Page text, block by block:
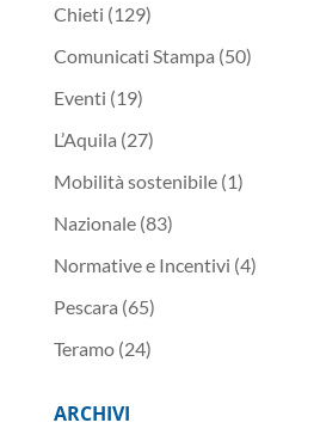
Chieti (129)
Comunicati Stampa (50)
Eventi (19)
L’Aquila (27)
Mobilità sostenibile(1)
Nazionale(83)
Normative e Incentivi (4)
Pescara (65)
Teramo(24)
ARCHIVI